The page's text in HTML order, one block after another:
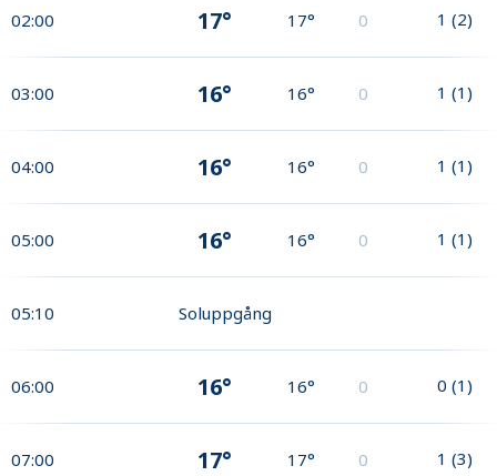
02:00 17° 17° 0 1 (2)
03:00 16° 16° 0 1 (1)
04:00 16° 16° 0 1 (1)
05:00 16° 16° 0 1 (1)
05:10 Soluppgång
06:00 16° 16° 0 0 (1)
07:00 17° 17° 0 1 (3)